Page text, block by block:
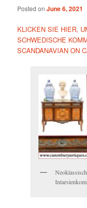
Posted onJune 6, 2021
KLICKEN SIE HIER,
SCHWEDISCHE
SCANDANAVIAN ON